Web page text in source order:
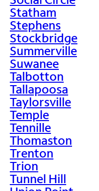
Statham
Stephens
Stockbridge
Summerville
Suwanee
Talbotton
Tallapoosa
Taylorsville
Temple
Tennille
Thomaston
Trenton
Trion
Tunnel Hill